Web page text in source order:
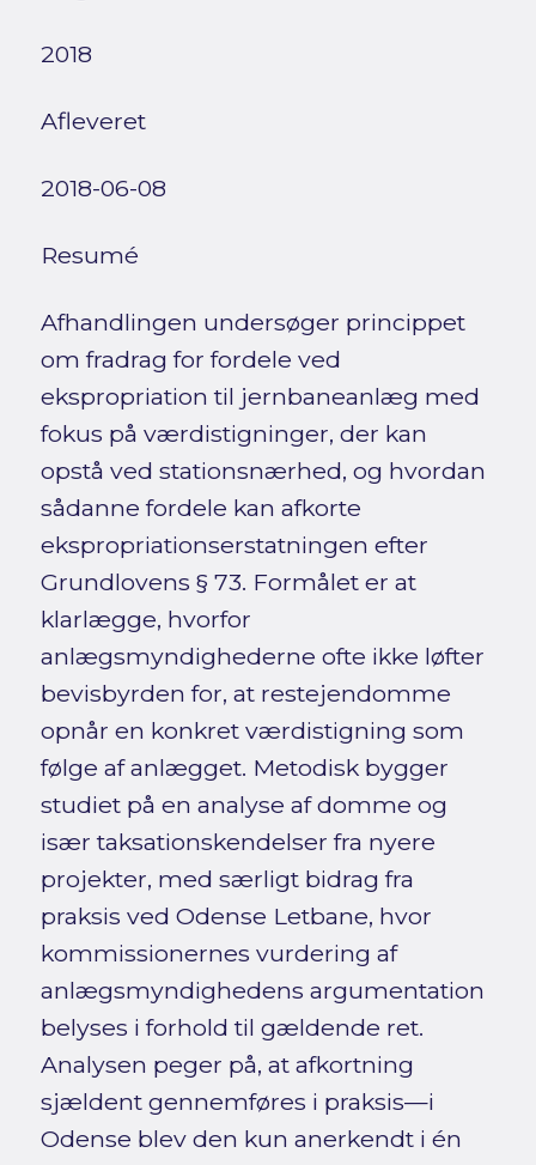
2018
Afleveret
2018-06-08
Resumé
Afhandlingen undersøger princippet
om fradrag for fordele ved
ekspropriation til jernbaneanlæg med
fokus på værdistigninger, der kan
opstå ved stationsnærhed, og hvordan
sådanne fordele kan afkorte
ekspropriationserstatningen efter
Grundlovens § 73. Formålet er at
klarlægge, hvorfor
anlægsmyndighederne ofte ikke løfter
bevisbyrden for, at restejendomme
opnår en konkret værdistigning som
følge af anlægget. Metodisk bygger
studiet på en analyse af domme og
især taksationskendelser fra nyere
projekter, med særligt bidrag fra
praksis ved Odense Letbane, hvor
kommissionernes vurdering af
anlægsmyndighedens argumentation
belyses i forhold til gældende ret.
Analysen peger på, at afkortning
sjældent gennemføres i praksis—i
Odense blev den kun anerkendt i én